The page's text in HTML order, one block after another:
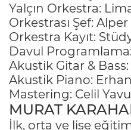
Yalçın Orkestra:
Orkestrası Şef:
Orkestra Kayıt:
Davul
Akustik Gitar &
Akustik Piano:
Mastering: Celil
MURAT
İlk, orta ve lise